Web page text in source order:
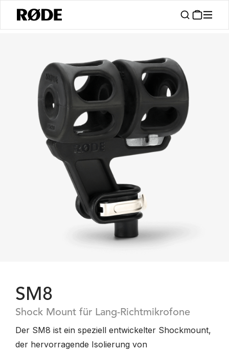
SM8
Shock Mount für Lang-Richtmikrofone
Der SM8 ist ein speziell entwickelter Shockmount,
der hervorragende Isolierung von